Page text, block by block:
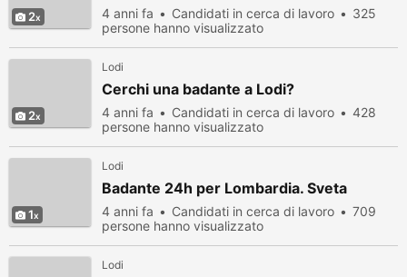
2 4 anni fa Candidati in cerca di lavoro
325
persone hanno visualizzato
2
Lodi
Cerchi una badante a Lodi?
4 anni fa Candidati in cerca di lavoro
428
persone hanno visualizzato
1
Lodi
Badante 24h per Lombardia. Sveta
4 anni fa Candidati in cerca di lavoro
709
persone hanno visualizzato
Lodi